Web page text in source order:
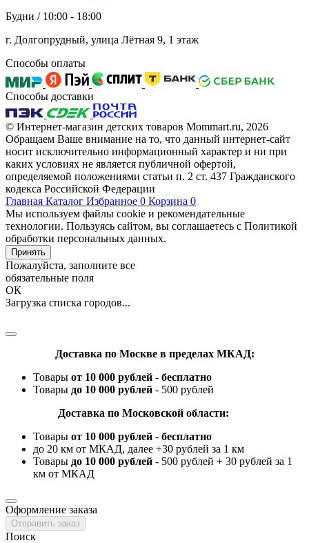
Будни / 10:00 - 18:00
г. Долгопрудный, улица Лётная 9, 1 этаж
Способы оплаты
Способы доставки
© Интернет-магазин детских товаров Mommart.ru, 2026
Обращаем Ваше внимание на то, что данный интернет-сайт
носит исключительно информационный характер и ни при
каких условиях не является публичной офертой,
определяемой положениями статьи п. 2 ст. 437 Гражданского
кодекса Российской Федерации
Главная Каталог Избранное 0 Корзина 0
Мы используем файлы cookie и рекомендательные
технологии. Пользуясь сайтом, вы соглашаетесь с Политикой
обработки персональных данных.
Принять
Пожалуйста, заполните все
обязательные поля
ОК
Загрузка списка городов...
Доставка по Москве в пределах МКАД:
Товары от 10 000 рублей - бесплатно
Товары до 10 000 рублей - 500 рублей
Доставка по Московской области:
Товары от 10 000 рублей - бесплатно
до 20 км от МКАД, далее +30 рублей за 1 км
Товары до 10 000 рублей - 500 рублей + 30 рублей за 1
км от МКАД
Оформление заказа
Отправить заказ
Поиск